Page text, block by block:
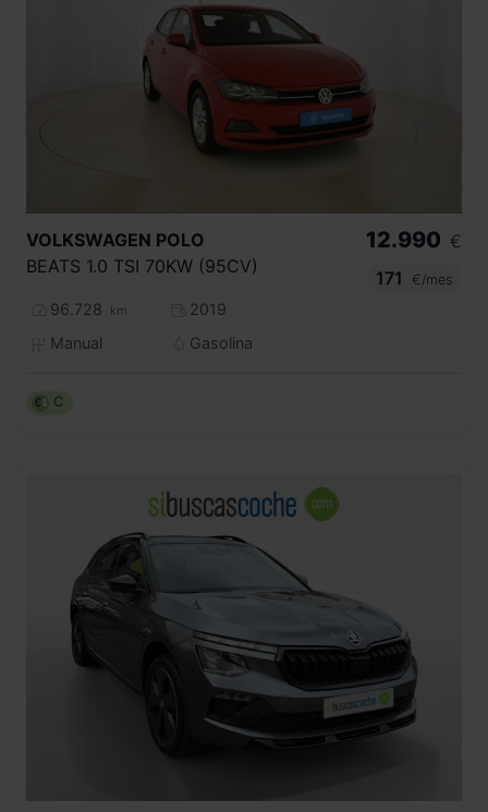
VOLKSWAGEN POLO
BEATS 1.0 TSI 70KW (95CV)
96.728 km
2019
Manual
Gasolina
12.990 €
171
€/mes
C